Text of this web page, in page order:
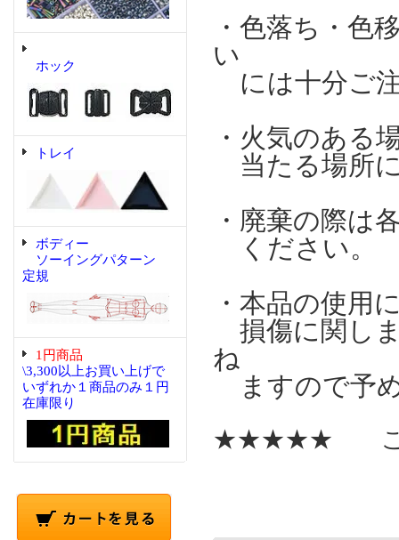
ホック
トレイ
ボディー
ソーイングパターン
定規
1円商品
\3,300以上お買い上げで
いずれか１商品のみ１円
在庫限り
・色落ち・色
い
には十分ご
・火気のある
当たる場所
・廃棄の際は
ください。
・本品の使用
損傷に関し
ね
ますので予
★★★★★ こ